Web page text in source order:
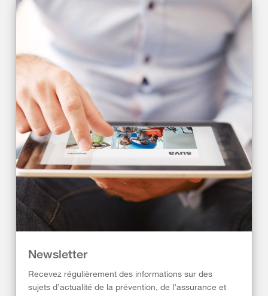
Newsletter
Recevez régulièrement des informations sur des
sujets d’actualité de la prévention, de l’assurance et